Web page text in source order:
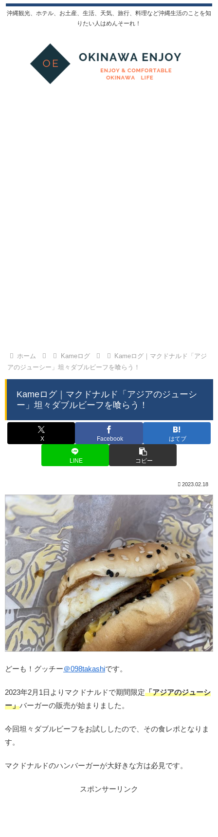
沖縄観光、ホテル、お土産、生活、天気、旅行、料理など沖縄生活のことを知
りたい人はめんそーれ！
ホーム Kameログ
Kameログ｜マクドナルド「アジ
アのジューシー」坦々ダブルビーフを喰らう！
Kameログ｜マクドナルド「アジアのジューシ
ー」坦々ダブルビーフを喰らう！
X Facebook はてブ
LINE コピー
2023.02.18
どーも！グッチー＠098takashiです。
2023年2月1日よりマクドナルドで期間限定「アジアのジューシ
ー」バーガーの販売が始まりました。
今回坦々ダブルビーフをお試ししたので、その食レポとなりま
す。
マクドナルドのハンバーガーが大好きな方は必見です。
スポンサーリンク